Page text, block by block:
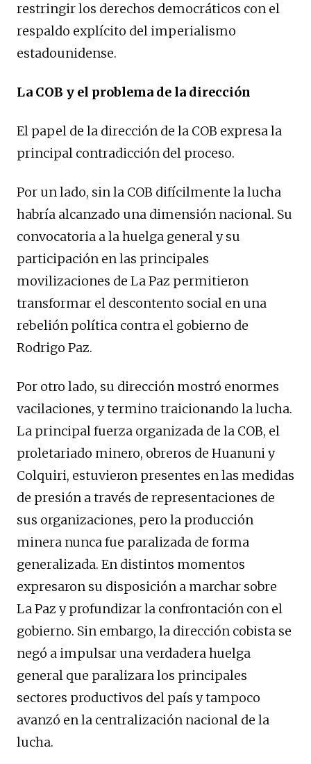
restringir los derechos democráticos con el
respaldo explícito del imperialismo
estadounidense.
La COB y el problema de la dirección
El papel de la dirección de la COB expresa la
principal contradicción del proceso.
Por un lado, sin la COB difícilmente la lucha
habría alcanzado una dimensión nacional. Su
convocatoria a la huelga general y su
participación en las principales
movilizaciones de La Paz permitieron
transformar el descontento social en una
rebelión política contra el gobierno de
Rodrigo Paz.
Por otro lado, su dirección mostró enormes
vacilaciones, y termino traicionando la lucha.
La principal fuerza organizada de la COB, el
proletariado minero, obreros de Huanuni y
Colquiri, estuvieron presentes en las medidas
de presión a través de representaciones de
sus organizaciones, pero la producción
minera nunca fue paralizada de forma
generalizada. En distintos momentos
expresaron su disposición a marchar sobre
La Paz y profundizar la confrontación con el
gobierno. Sin embargo, la dirección cobista se
negó a impulsar una verdadera huelga
general que paralizara los principales
sectores productivos del país y tampoco
avanzó en la centralización nacional de la
lucha.